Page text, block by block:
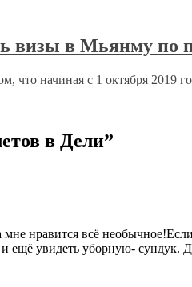
визы в Мьянму по
что начиная с 1 октября 2019
в Дели”
нравится всё
и ещё увидеть уборную-